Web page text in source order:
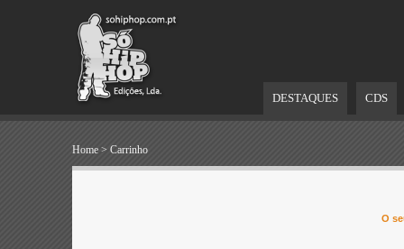
DESTAQUES CDS
Home > Carrinho
O